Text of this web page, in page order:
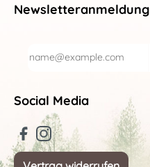
Newsletteranmeldung
Social Media